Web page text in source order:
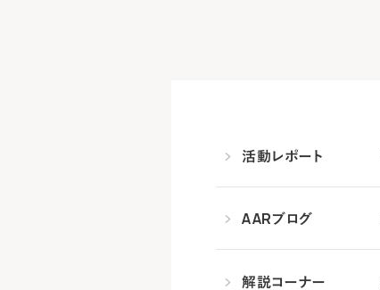
活動レポート
AARブログ
解説コーナー